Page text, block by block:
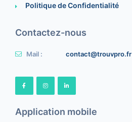
Politique de Confidentialité
Contactez-nous
Mail : contact@trouvpro.fr
Application mobile